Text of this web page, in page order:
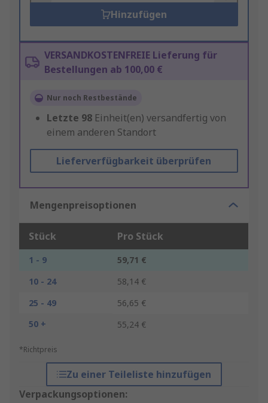
Hinzufügen
VERSANDKOSTENFREIE Lieferung für
Bestellungen ab 100,00 €
Nur noch Restbestände
Letzte 98 Einheit(en) versandfertig von
einem anderen Standort
Lieferverfügbarkeit überprüfen
Mengenpreisoptionen
Stück Pro Stück
1 - 9
59,71 €
10 - 24
58,14 €
25 - 49
56,65 €
50 +
55,24 €
*Richtpreis
Zu einer Teileliste hinzufügen
Verpackungsoptionen: